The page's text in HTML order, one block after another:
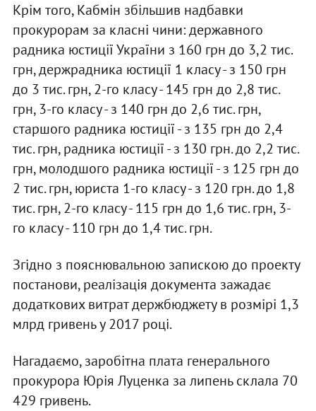
Крім того, Кабмін збільшив надбавки
прокурорам за класні чини: державного
радника юстиції України з 160 грн до 3,2 тис.
грн, держрадника юстиції 1 класу - з 150 грн
до 3 тис. грн, 2-го класу - 145 грн до 2,8 тис.
грн, 3-го класу - з 140 грн до 2,6 тис. грн,
старшого радника юстиції - з 135 грн до 2,4
тис. грн, радника юстиції - з 130 грн. до 2,2 тис.
грн, молодшого радника юстиції - з 125 грн до
2 тис. грн, юриста 1-го класу - з 120 грн. до 1,8
тис. грн, 2-го класу - 115 грн до 1,6 тис. грн, 3-
го класу - 110 грн до 1,4 тис. грн.
Згідно з пояснювальною запискою до проекту
постанови, реалізація документа зажадає
додаткових витрат держбюджету в розмірі 1,3
млрд гривень у 2017 році.
Нагадаємо, заробітна плата генерального
прокурора Юрія Луценка за липень склала 70
429 гривень.